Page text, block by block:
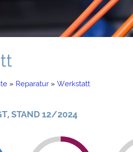
» Reparatur » Werkstatt
STAND 12/2024